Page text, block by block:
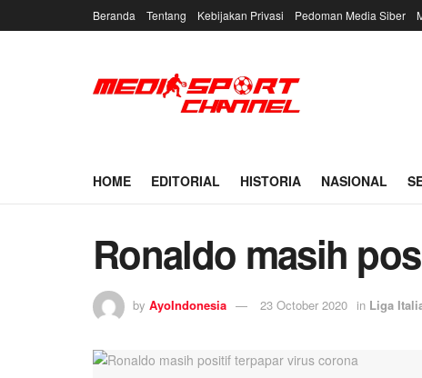
Beranda Tentang Kebijakan Privasi Pedoman Media Siber
HOME EDITORIAL HISTORIA NASIONAL
Ronaldo masih
by AyoIndonesia 23 October 2020 in Liga